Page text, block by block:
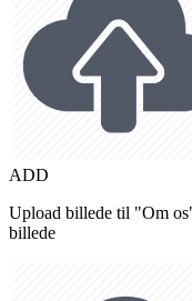
ADD
Upload billede til "Om
billede